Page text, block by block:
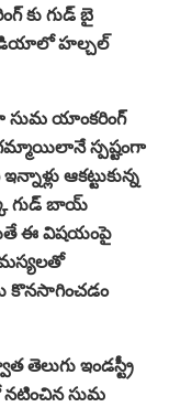
కు గుడ్ బై
హల్చల్
సుమ యాంకరింగ్
స్పష్టంగా
ఆకట్టుకున్న
గుడ్ బాయ్
ఈ విషయంపై
కొనసాగించడం
తెలుగు ఇండస్ట్రీ
సుమ